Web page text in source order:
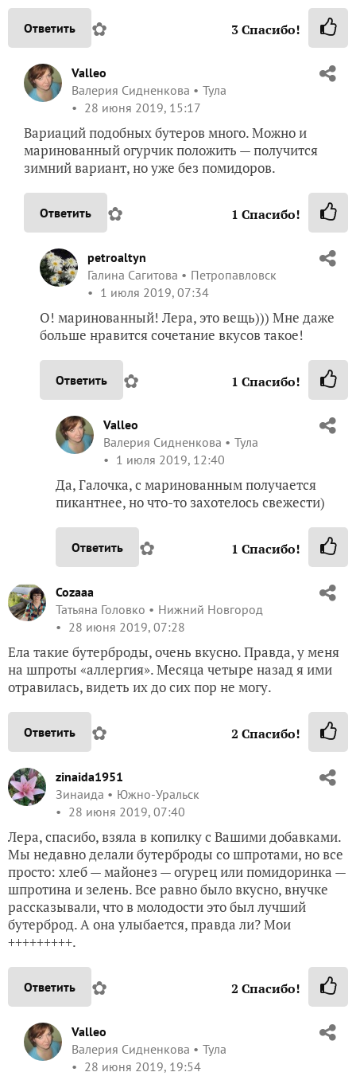
Ответить ✿ 3Спасибо!
Valleo
Валерия Сидненкова
Тула
28 июня 2019, 15:17
Вариаций подобных бутеров много. Можно и
маринованный огурчик положить — получится
зимний вариант, но уже без помидоров.
Ответить ✿ 1 Спасибо!
petroaltyn
Галина Сагитова
Петропавловск
1 июля 2019, 07:34
О! маринованный! Лера, это вещь))) Мне даже
больше нравится сочетание вкусов такое!
Ответить ✿ 1 Спасибо!
Valleo
Валерия Сидненкова
Тула
1 июля 2019, 12:40
Да, Галочка, с маринованным получается
пикантнее, но что-то захотелось свежести)
Ответить ✿ 1 Спасибо!
Cozaaa
Татьяна Головко
Нижний Новгород
28 июня 2019, 07:28
Ела такие бутерброды, очень вкусно. Правда, у меня
на шпроты «аллергия». Месяца четыре назад я ими
отравилась, видеть их до сих пор не могу.
Ответить ✿ 2 Спасибо!
zinaida1951
Зинаида
Южно-Уральск
28 июня 2019, 07:40
Лера, спасибо, взяла в копилку с Вашими добавками.
Мы недавно делали бутерброды со шпротами, но все
просто: хлеб — майонез — огурец или помидоринка —
шпротина и зелень. Все равно было вкусно, внучке
рассказывали, что в молодости это был лучший
бутерброд. А она улыбается, правда ли? Мои
+++++++++.
Ответить ✿ 2 Спасибо!
Valleo
Валерия Сидненкова
Тула
28 июня 2019, 19:54